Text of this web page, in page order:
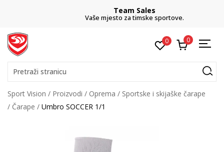
Team Sales
Vaše mjesto za timske sportove.
0 0
Pretraži stranicu
Sport Vision Proizvodi Oprema
Sportske i skijaške čarape
Čarape
Umbro SOCCER 1/1